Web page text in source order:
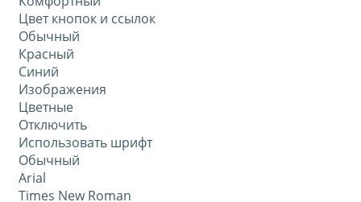
Цвет кнопок и ссылок
Обычный
Красный
Синий
Изображения
Цветные
Отключить
Использовать шрифт
Обычный
Arial
Times New Roman